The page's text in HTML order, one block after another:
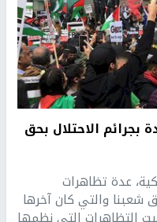
الاحتلال بحق
عدة تظاهرات
شعبنا والتي كان آخرها